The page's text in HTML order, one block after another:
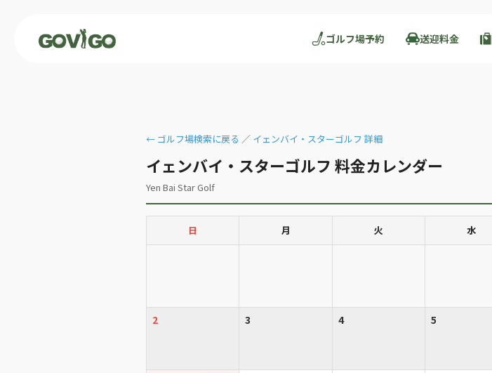
ゴルフ場予約 送迎料金
← ゴルフ場検索に戻る ／ イェンバイ・スターゴルフ 詳細
イェンバイ・スターゴルフ 料金カレンダー
Yen Bai Star Golf
日 月 火 水
2 3 4 5